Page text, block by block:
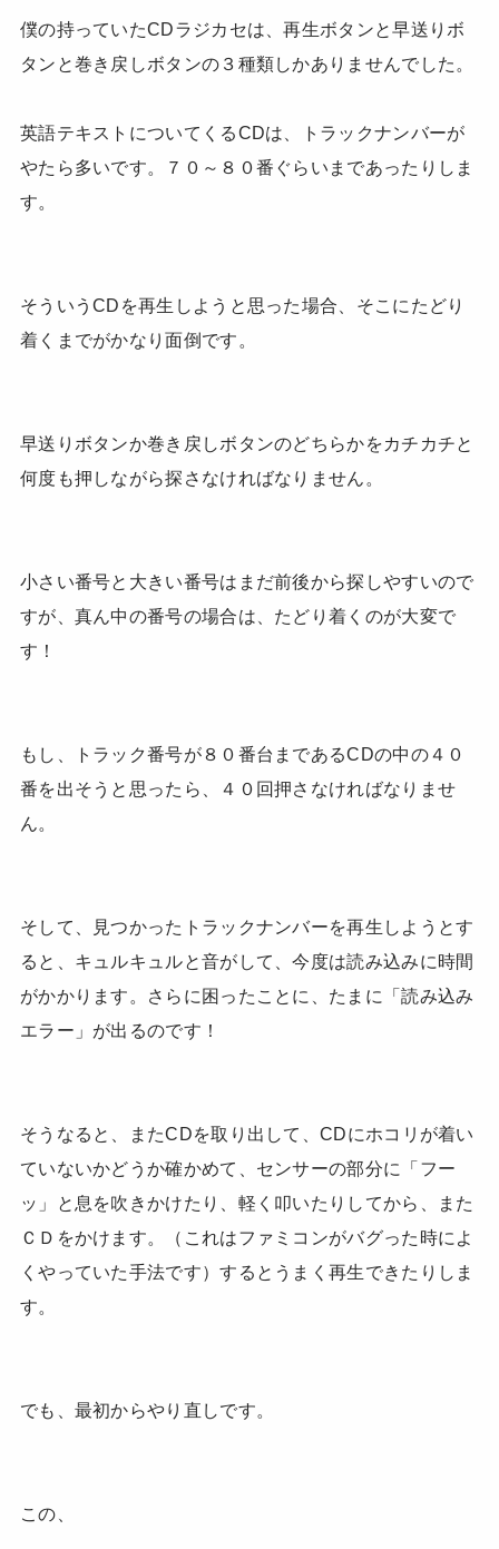
僕の持っていたCDラジカセは、再生ボタンと早送りボ
タンと巻き戻しボタンの３種類しかありませんでした。
英語テキストについてくるCDは、トラックナンバーが
やたら多いです。７０～８０番ぐらいまであったりしま
す。
そういうCDを再生しようと思った場合、そこにたどり
着くまでがかなり面倒です。
早送りボタンか巻き戻しボタンのどちらかをカチカチと
何度も押しながら探さなければなりません。
小さい番号と大きい番号はまだ前後から探しやすいので
すが、真ん中の番号の場合は、たどり着くのが大変で
す！
もし、トラック番号が８０番台まであるCDの中の４０
番を出そうと思ったら、４０回押さなければなりませ
ん。
そして、見つかったトラックナンバーを再生しようとす
ると、キュルキュルと音がして、今度は読み込みに時間
がかかります。さらに困ったことに、たまに「読み込み
エラー」が出るのです！
そうなると、またCDを取り出して、CDにホコリが着い
ていないかどうか確かめて、センサーの部分に「フー
ッ」と息を吹きかけたり、軽く叩いたりしてから、また
ＣＤをかけます。（これはファミコンがバグった時によ
くやっていた手法です）するとうまく再生できたりしま
す。
でも、最初からやり直しです。
この、